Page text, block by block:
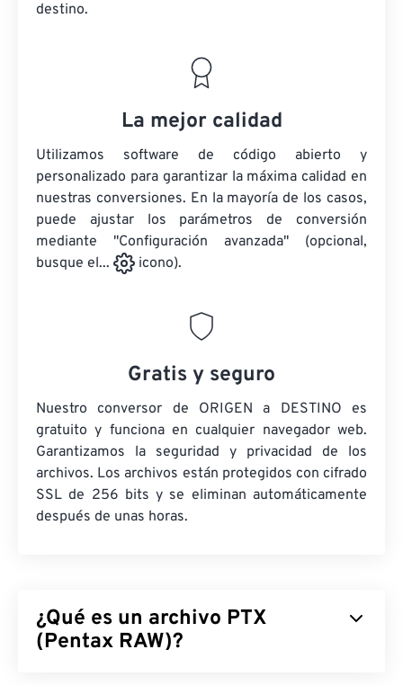
destino.
La mejor calidad
Utilizamos software de código abierto y
personalizado para garantizar la máxima calidad en
nuestras conversiones. En la mayoría de los casos,
puede ajustar los parámetros de conversión
mediante "Configuración avanzada" (opcional,
busque el...
icono).
Gratis y seguro
Nuestro conversor de ORIGEN a DESTINO es
gratuito y funciona en cualquier navegador web.
Garantizamos la seguridad y privacidad de los
archivos. Los archivos están protegidos con cifrado
SSL de 256 bits y se eliminan automáticamente
después de unas horas.
¿Qué es un archivo PTX
(Pentax RAW)?